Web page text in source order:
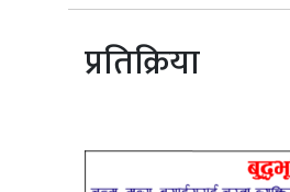
प्रतिक्रिया